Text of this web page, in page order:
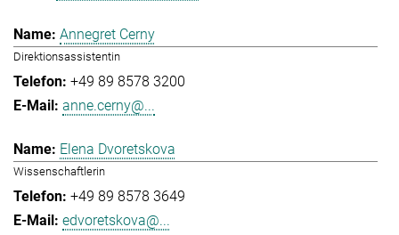
Annegret Cerny
Direktionsassistentin
+49 89 8578 3200
anne.cerny@...
Elena Dvoretskova
Wissenschaftlerin
+49 89 8578 3649
edvoretskova@...